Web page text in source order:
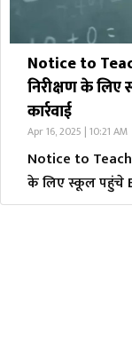
Notice to
निरीक्षण के
कार्रवाई
Apr 16, 2025 | 10:21 AM
Notice to
के लिए स्कूल पहुंचे